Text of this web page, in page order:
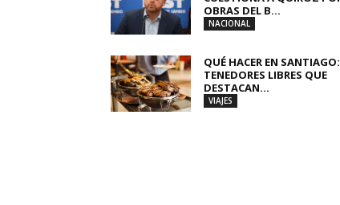
OBRAS DEL B...
NACIONAL
QUÉ HACER EN
TENEDORES LIBRES QUE
DESTACAN...
VIAJES